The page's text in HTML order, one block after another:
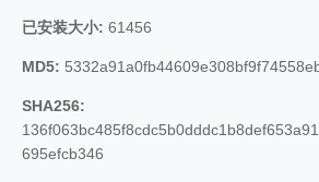
已安装大小: 61456
MD5:
SHA256:
695efcb346